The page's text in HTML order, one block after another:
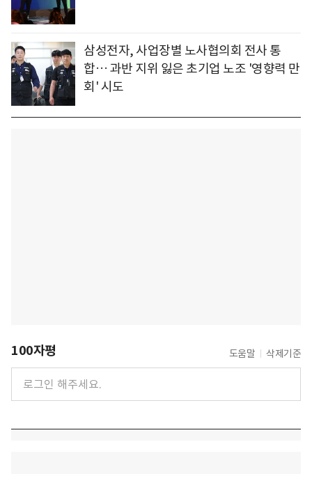
삼성전자, 사업장별 노사협의회 전사 통
합… 과반 지위 잃은 초기업 노조 '영향력 만
회' 시도
100자평 도움말 삭제기준